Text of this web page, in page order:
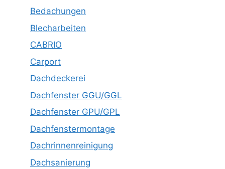
Bedachungen
Blecharbeiten
CABRIO
Carport
Dachdeckerei
Dachfenster GGU/GGL
Dachfenster GPU/GPL
Dachfenstermontage
Dachrinnenreinigung
Dachsanierung